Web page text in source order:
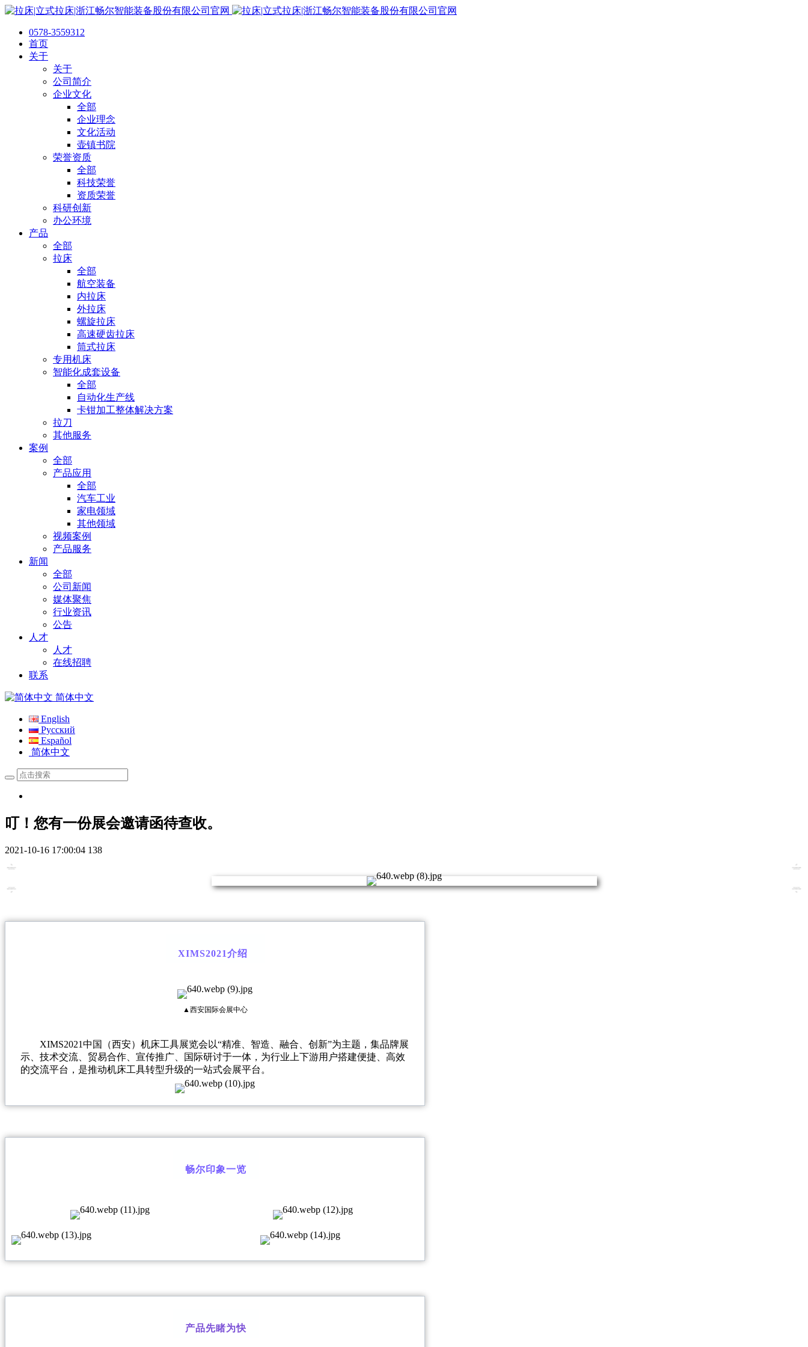
0578-3559312
首页
关于
关于
公司简介
企业文化
全部
企业理念
文化活动
壶镇书院
荣誉资质
全部
科技荣誉
资质荣誉
科研创新
办公环境
产品
全部
拉床
全部
航空装备
内拉床
外拉床
螺旋拉床
高速硬齿拉床
筒式拉床
专用机床
智能化成套设备
全部
自动化生产线
卡钳加工整体解决方案
拉刀
其他服务
案例
全部
产品应用
全部
汽车工业
家电领域
其他领域
视频案例
产品服务
新闻
全部
公司新闻
媒体聚焦
行业资讯
公告
人才
人才
在线招聘
联系
简体中文
English
Русский
Español
简体中文
叮！您有一份展会邀请函待查收。
2021-10-16 17:00:04 138
XIMS2021介绍
▲西安国际会展中心
XIMS2021中国（西安）机床工具展览会以“精准、智造、融合、创新”为主题，集品牌展
示、技术交流、贸易合作、宣传推广、国际研讨于一体，为行业上下游用户搭建便捷、高效
的交流平台，是推动机床工具转型升级的一站式会展平台。
畅尔印象一览
产品先睹为快